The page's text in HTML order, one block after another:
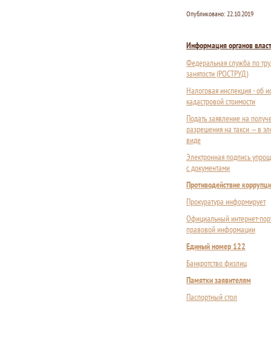
Опубликовано: 22.10.2019
Информация органов
Федеральная служба по
занятости (РОСТРУД)
Налоговая инспекция - об
кадастровой стоимости
Подать заявление на
разрешения на такси — в
виде
Электронная подпись
с документами
Противодействие
Прокуратура информирует
Официальный интернет-
правовой информации
Единый номер 122
Банкротство физлиц
Памятки заявителям
Паспортный стол